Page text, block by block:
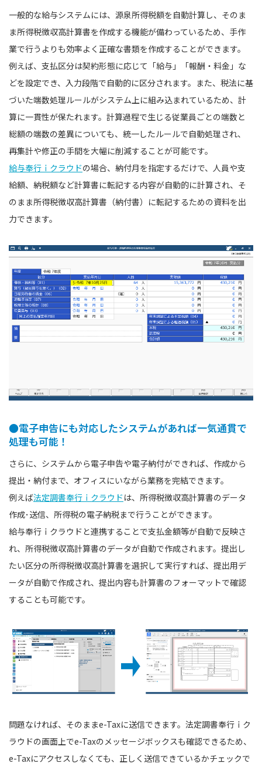
一般的な給与システムには、源泉所得税額を自動計算し、そのま
ま所得税徴収高計算書を作成する機能が備わっているため、手作
業で行うよりも効率よく正確な書類を作成することができます。
例えば、支払区分は契約形態に応じて「給与」「報酬・料金」な
どを設定でき、入力段階で自動的に区分されます。また、税法に基
づいた端数処理ルールがシステム上に組み込まれているため、計
算に一貫性が保たれます。計算過程で生じる従業員ごとの端数と
総額の端数の差異についても、統一したルールで自動処理され、
再集計や修正の手間を大幅に削減することが可能です。
給与奉行ｉクラウドの場合、納付月を指定するだけで、人員や支
給額、納税額など計算書に転記する内容が自動的に計算され、そ
のまま所得税徴収高計算書（納付書）に転記するための資料を出
力できます。
●電子申告にも対応したシステムがあれば一気通貫で
処理も可能！
さらに、システムから電子申告や電子納付ができれば、作成から
提出・納付まで、オフィスにいながら業務を完結できます。
例えば法定調書奉行ｉクラウドは、所得税徴収高計算書のデータ
作成･送信、所得税の電子納税まで行うことができます。
給与奉行ｉクラウドと連携することで支払金額等が自動で反映さ
れ、所得税徴収高計算書のデータが自動で作成されます。提出し
たい区分の所得税徴収高計算書を選択して実行すれば、提出用デ
ータが自動で作成され、提出内容も計算書のフォーマットで確認
することも可能です。
問題なければ、そのままe-Taxに送信できます。法定調書奉行ｉク
ラウドの画面上でe-Taxのメッセージボックスも確認できるため、
e-Taxにアクセスしなくても、正しく送信できているかチェックで